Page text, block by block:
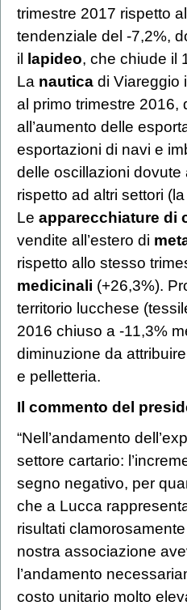
trimestre 2017 rispetto
tendenziale del -7,2%,
il
lapideo, che chiude il
La nautica di Viareggio
al primo trimestre 2016,
all’aumento delle
esportazioni di navi e
delle oscillazioni dovute
rispetto ad altri settori
Le apparecchiature di
vendite all’estero di
rispetto allo stesso
medicinali (+26,3%).
territorio lucchese
2016 chiuso a -11,3%
diminuzione da
e pelletteria.
Il commento del
“Nell’andamento
settore cartario:
segno negativo, per
che a Lucca
risultati
nostra associazione
l’andamento
costo unitario molto